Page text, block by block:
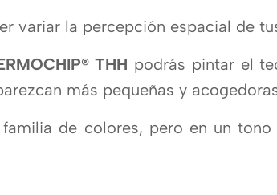
variar la percepción espacial de
THH podrás pintar el
más pequeñas y
de colores, pero en un tono